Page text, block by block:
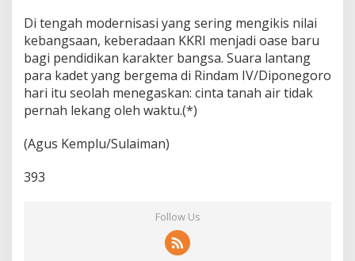
Di tengah modernisasi yang sering mengikis nilai
kebangsaan, keberadaan KKRI menjadi oase baru
bagi pendidikan karakter bangsa. Suara lantang
para kadet yang bergema di Rindam IV/Diponegoro
hari itu seolah menegaskan: cinta tanah air tidak
pernah lekang oleh waktu.(*)
(Agus Kemplu/Sulaiman)
393
Follow Us